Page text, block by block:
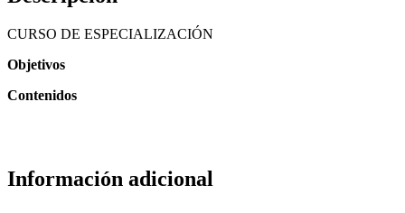
CURSO DE ESPECIALIZACIÓN
Objetivos
Contenidos
Información adicional